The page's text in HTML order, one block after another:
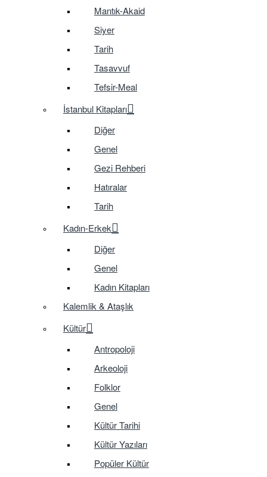
Mantık-Akaid
Siyer
Tarih
Tasavvuf
Tefsir-Meal
İstanbul Kitapları
Diğer
Genel
Gezi Rehberi
Hatıralar
Tarih
Kadın-Erkek
Diğer
Genel
Kadın Kitapları
Kalemlik & Ataşlık
Kültür
Antropoloji
Arkeoloji
Folklor
Genel
Kültür Tarihi
Kültür Yazıları
Popüler Kültür